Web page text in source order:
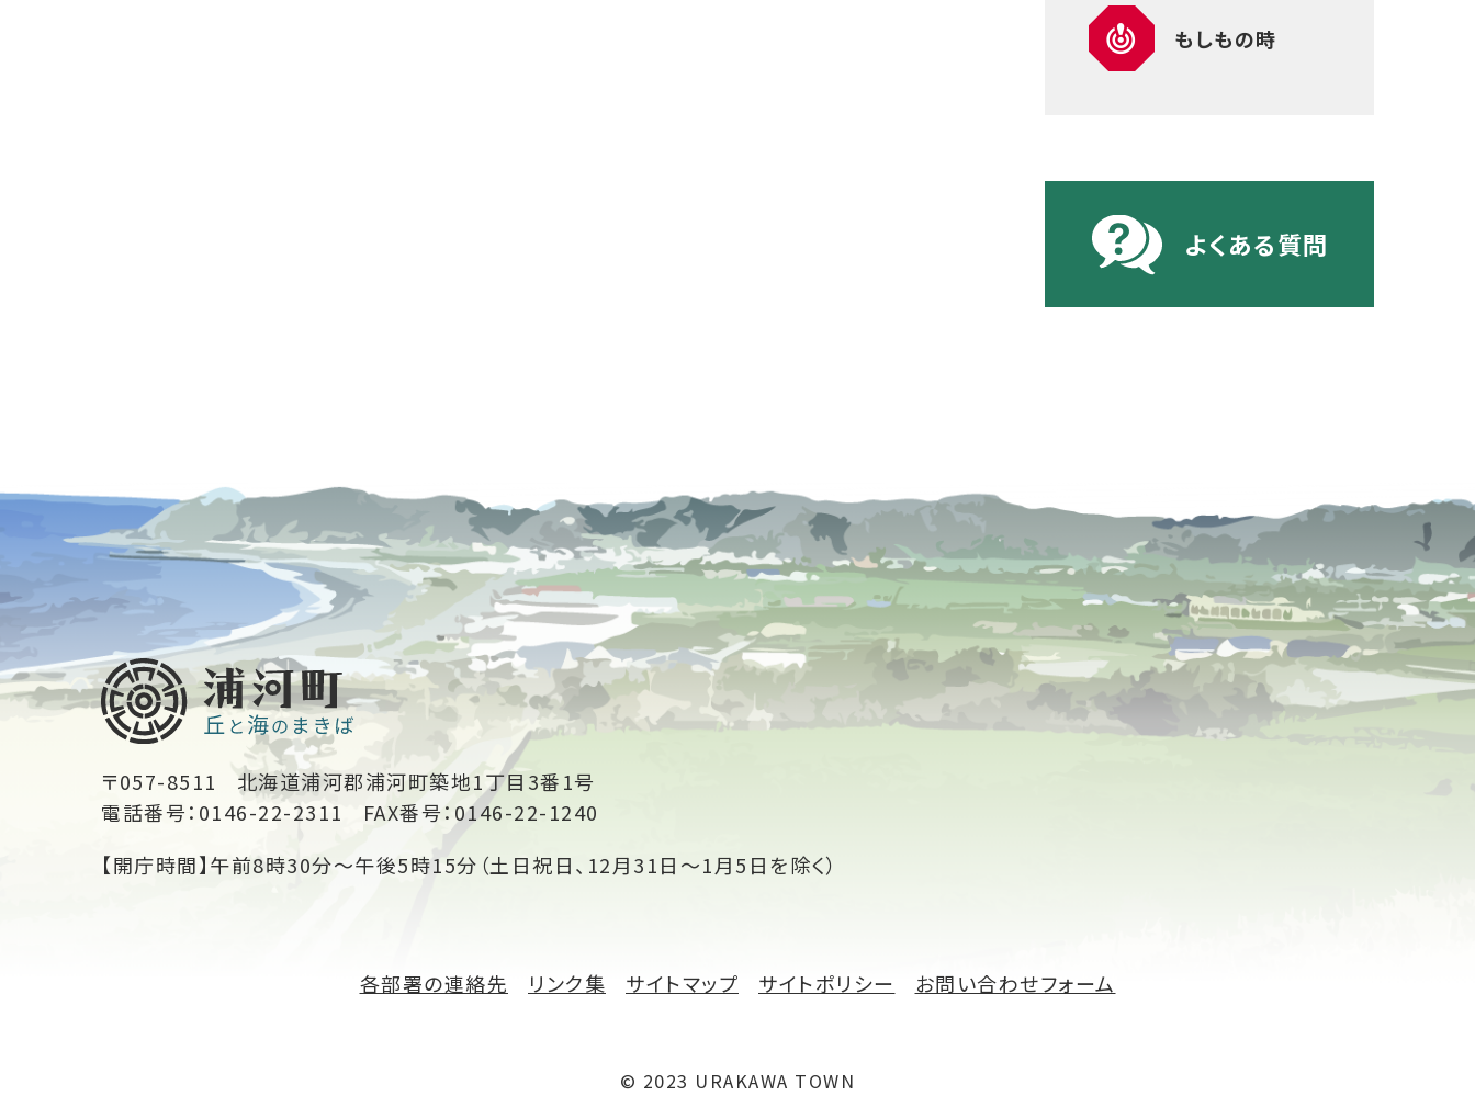
もしもの時
よくある質問
〒057-8511
北海道浦河郡浦河町築地1丁目3番1号
電話番号：0146-22-2311
FAX番号：0146-22-1240
【開庁時間】午前8時30分～午後5時15分（土日祝日、12月31日～1月5日を除く）
各部署の連絡先 リンク集 サイトマップ サイトポリシー お問い合わせフォーム
© 2023 URAKAWA TOWN